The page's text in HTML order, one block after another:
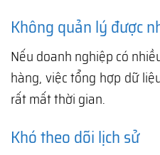
Không quản lý được
Nếu doanh nghiệp có
hàng, việc tổng hợp dữ
rất mất thời gian.
Khó theo dõi lịch sử